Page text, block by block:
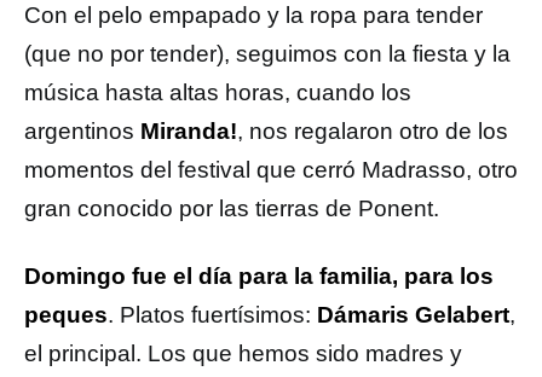
Con el pelo empapado y la ropa para tender
(que no por tender), seguimos con la fiesta y la
música hasta altas horas, cuando los
argentinos Miranda!, nos regalaron otro de los
momentos del festival que cerró Madrasso, otro
gran conocido por las tierras de Ponent.
Domingo fue el día para la familia, para los
peques. Platos fuertísimos: Dámaris Gelabert,
el principal. Los que hemos sido madres y